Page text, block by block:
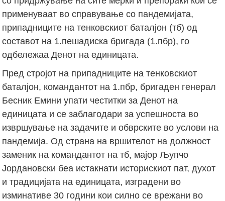
применуваат во справување со пандемијата,
припадниците на тенковскиот баталјон (тб) од
составот на 1.пешадиска бригада (1.пбр), го
одбележаа Денот на единицата.
Пред стројот на припадниците на тенковскиот
баталјон, командантот на 1.пбр, бригаден генерал
Бесник Емини упати честитки за Денот на
единицата и се заблагодари за успешноста во
извршување на задачите и обврските во услови на
пандемија. Од страна на вршителот на должност
заменик на командантот на тб, мајор Љупчо
Јордановски беа истакнати историскиот пат, духот
и традицијата на единицата, изградени во
изминативе 30 години кои силно се врежани во